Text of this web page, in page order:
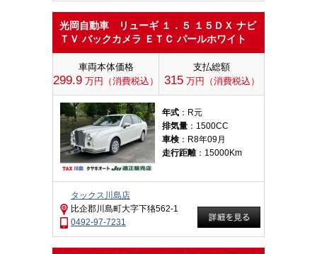
光岡自動車 リューギ １．５ １５ＤＸ ナビ
ＴＶ バックカメラ ＥＴＣ パールホワイト
車両本体価格
299.9 万円（消費税込）
支払総額
315万円（消費税込）
年式 ：R元
排気量 ：1500CC
車検 ：R8年09月
走行距離：15000Km
タックス川島店
比企郡川島町大字下狢562-1
0492-97-7231